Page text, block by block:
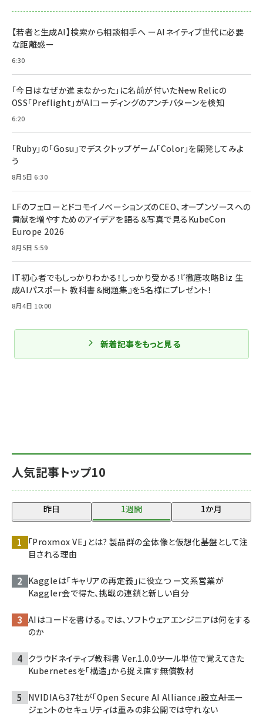
人気記事トップ10
昨日 1週間 1か月
「Proxmox VE」とは? 製品群の全体像と仮想化基盤として注
目される理由
Kaggleは「キャリアの再定義」に役立つ ー文系営業が
Kaggler会で得た、挑戦の連鎖と新しい自分
AIはコードを書ける。では、ソフトウェアエンジニアは何をする
のか
クラウドネイティブ教科書 Ver.1.0.0――ツール単位で覚えてきた
Kubernetesを「構造」から捉え直す無償教材
NVIDIAら37社が「Open Secure AI Alliance」設立――AIエー
ジェントのセキュリティは重みの非公開では守れない
【若者と生成AI】検索から相談相手へ ーAIネイティブ世代に必要
な距離感ー
6:30
「今日はなぜか進まなかった」に名前が付いた――New Relicの
OSS「Preflight」がAIコーディングのアンチパターンを検知
6:20
「Ruby」の「Gosu」でデスクトップゲーム「Color」を開発してみよ
う
8月5日 6:30
LFのフェローとドコモイノベーションズのCEO、オープンソースへの
貢献を増やすためのアイデアを語る＆写真で見るKubeCon
Europe 2026
8月5日 5:59
IT初心者でもしっかりわかる！しっかり受かる！『徹底攻略Biz 生
成AIパスポート 教科書＆問題集』を5名様にプレゼント！
8月4日 10:00
新着記事をもっと見る